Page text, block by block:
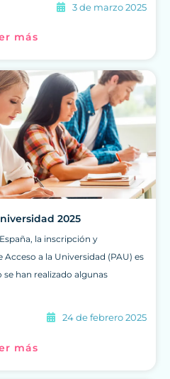
3 de marzo 2025
más
2025
la inscripción y
a la Universidad (PAU) es
se han realizado algunas
24 de febrero 2025
más